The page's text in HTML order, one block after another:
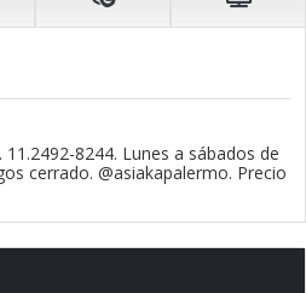
8244. Lunes a sábados de
cerrado. @asiakapalermo. Precio